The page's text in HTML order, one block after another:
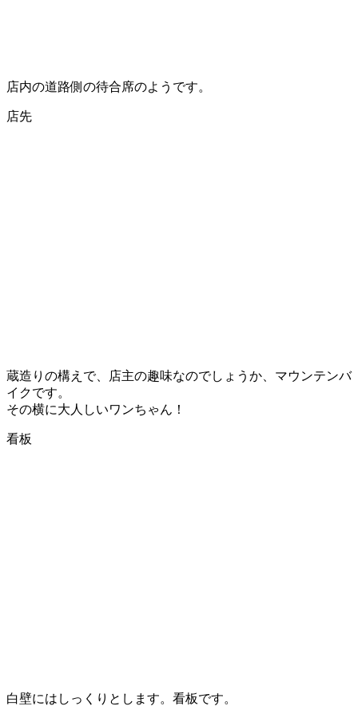
店内の道路側の待合席のようです。
店先
蔵造りの構えで、店主の趣味なのでしょうか、マウンテンバ
イクです。
その横に大人しいワンちゃん！
看板
白壁にはしっくりとします。看板です。